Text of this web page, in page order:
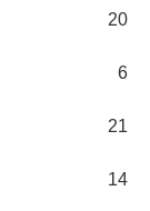
20
6
21
14